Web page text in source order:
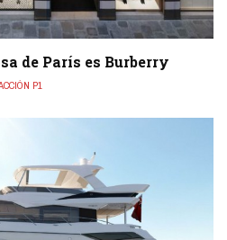
de París es Burberry
P1